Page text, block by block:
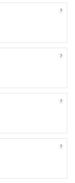
?
?
?
?